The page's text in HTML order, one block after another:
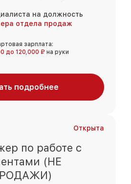
на должность
отдела продаж
зарплата:
до 120,000 ₽ на руки
подробнее
Открыта
по работе с
(НЕ